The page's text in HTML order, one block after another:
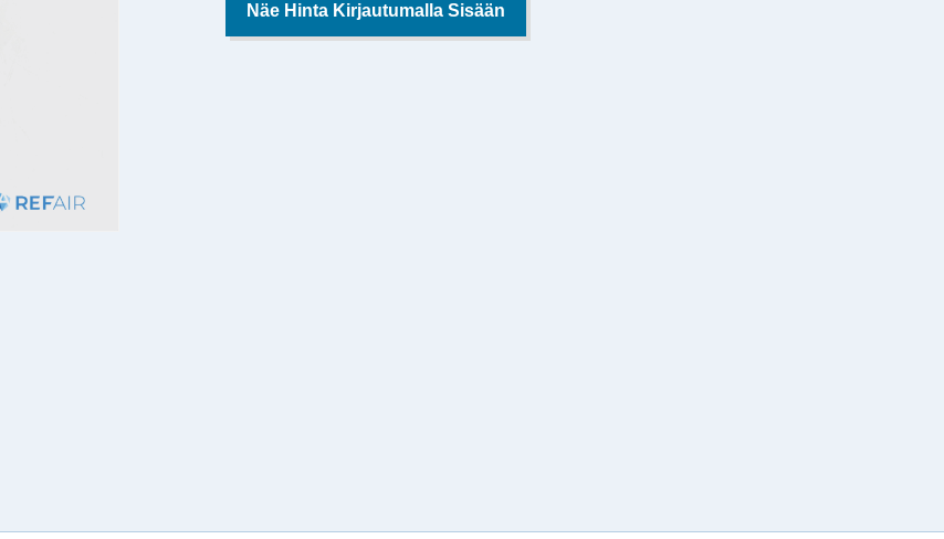
Näe Hinta Kirjautumalla Sisään